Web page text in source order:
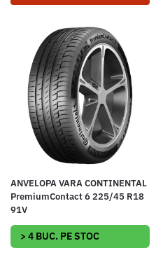
ANVELOPA VARA CONTINENTAL
PremiumContact 6 225/45 R18
91V
> 4 BUC. PE STOC